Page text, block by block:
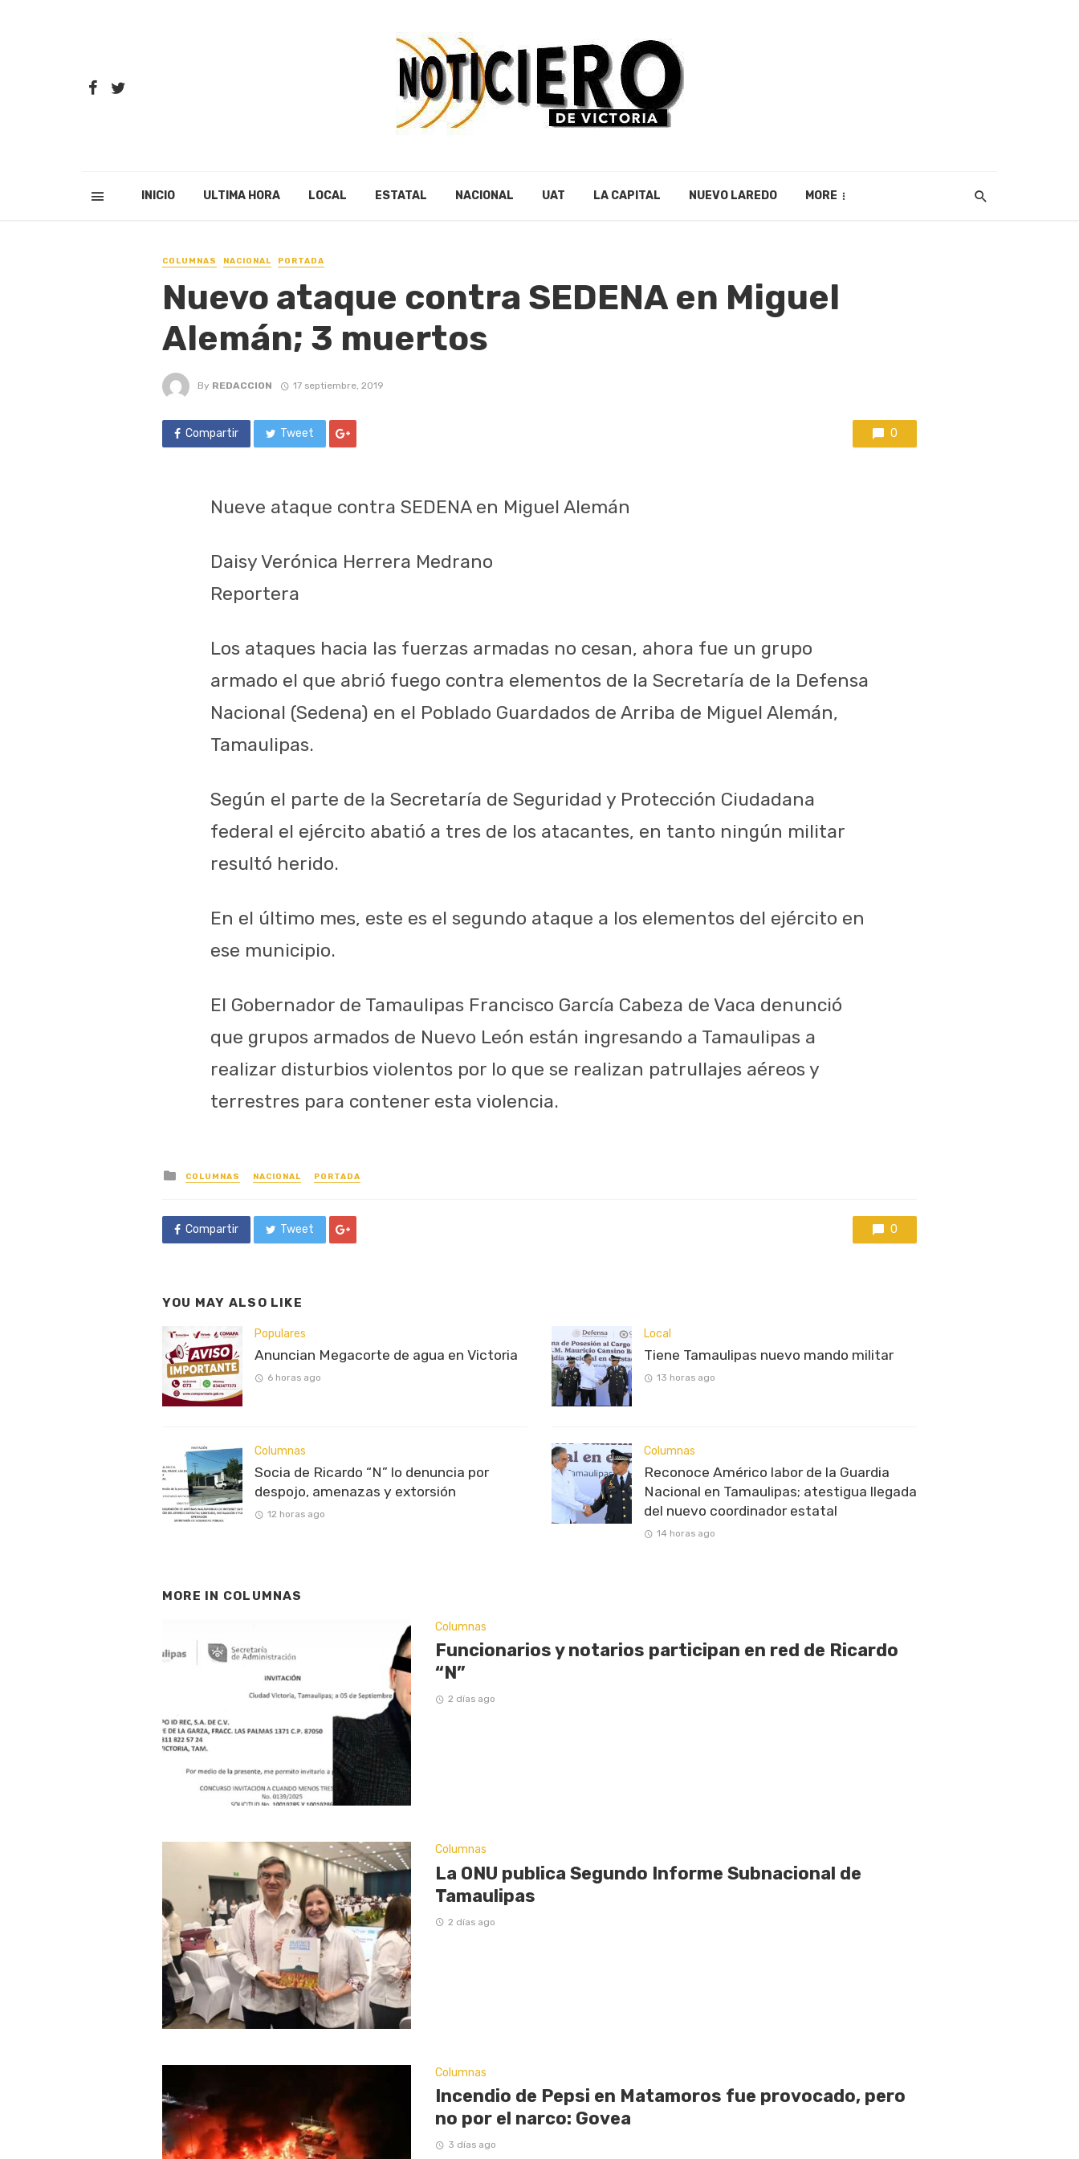
INICIO ULTIMA HORA LOCAL ESTATAL NACIONAL UAT LA CAPITAL NUEVO LAREDO MORE
COLUMNAS NACIONAL PORTADA
Nuevo ataque contra SEDENA en Miguel
Alemán; 3 muertos
By REDACCION 17 septiembre, 2019
Compartir Tweet 0
Nueve ataque contra SEDENA en Miguel Alemán
Daisy Verónica Herrera Medrano
Reportera
Los ataques hacia las fuerzas armadas no cesan, ahora fue un grupo
armado el que abrió fuego contra elementos de la Secretaría de la Defensa
Nacional (Sedena) en el Poblado Guardados de Arriba de Miguel Alemán,
Tamaulipas.
Según el parte de la Secretaría de Seguridad y Protección Ciudadana
federal el ejército abatió a tres de los atacantes, en tanto ningún militar
resultó herido.
En el último mes, este es el segundo ataque a los elementos del ejército en
ese municipio.
El Gobernador de Tamaulipas Francisco García Cabeza de Vaca denunció
que grupos armados de Nuevo León están ingresando a Tamaulipas a
realizar disturbios violentos por lo que se realizan patrullajes aéreos y
terrestres para contener esta violencia.
Posted
in
COLUMNAS NACIONAL PORTADA
Compartir Tweet 0
YOU MAY ALSO LIKE
Populares
Anuncian Megacorte de agua en Victoria
6 horas ago
Columnas
Socia de Ricardo “N” lo denuncia por
despojo, amenazas y extorsión
12 horas ago
Local
Tiene Tamaulipas nuevo mando militar
13 horas ago
Columnas
Reconoce Américo labor de la Guardia
Nacional en Tamaulipas; atestigua llegada
del nuevo coordinador estatal
14 horas ago
MORE IN COLUMNAS
Columnas
Funcionarios y notarios participan en red de Ricardo
“N”
2 días ago
Columnas
La ONU publica Segundo Informe Subnacional de
Tamaulipas
2 días ago
Columnas
Incendio de Pepsi en Matamoros fue provocado, pero
no por el narco: Govea
3 días ago